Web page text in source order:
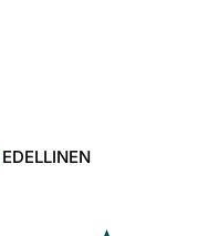
EDELLINEN